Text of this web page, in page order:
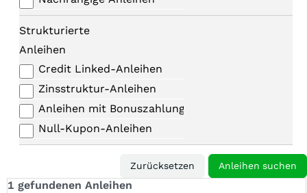
Strukturierte
Anleihen
Credit Linked-Anleihen
Zinsstruktur-Anleihen
Anleihen mit Bonuszahlungen
Null-Kupon-Anleihen
1 gefundenen Anleihen